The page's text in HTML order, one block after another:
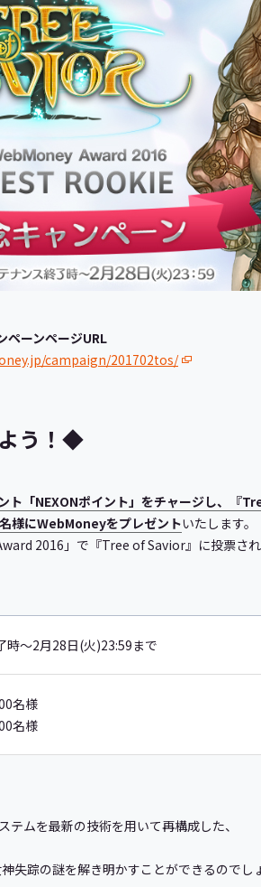
ペーンページURL
campaign/201702tos/
う！◆
「NEXONポイント」をチャージし、『
様にWebMoneyをプレゼントいたします。
2016」で『Tree of Savior』に投票さ
時～2月28日(火)23:59まで
名様
名様
ムを最新の技術を用いて再構成した、
失踪の謎を解き明かすことができるので